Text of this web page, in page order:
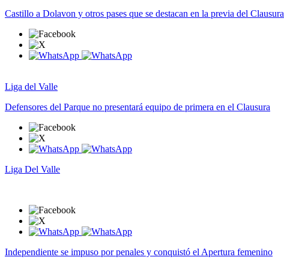
Castillo a Dolavon y otros pases que se destacan en la previa del Clausura
Liga del Valle
Defensores del Parque no presentará equipo de primera en el Clausura
Liga Del Valle
Independiente se impuso por penales y conquistó el Apertura femenino